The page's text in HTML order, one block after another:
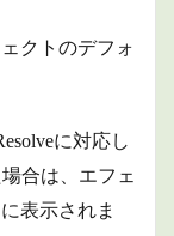
クトのデフォ
に対応し
合は、エフェ
表示されま